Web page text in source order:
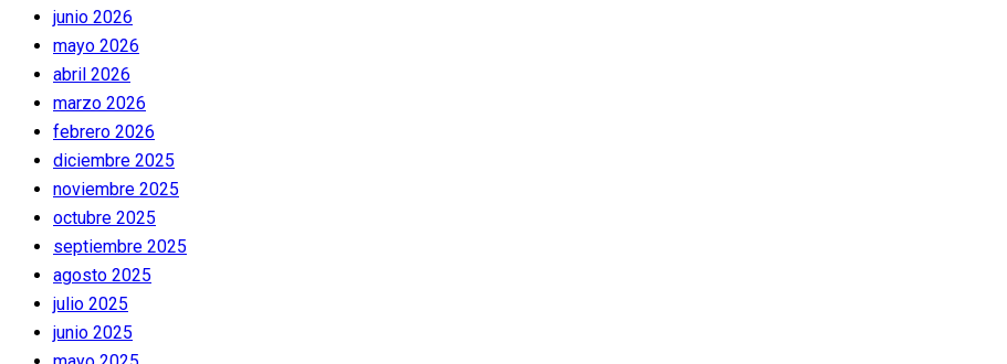
junio 2026
mayo 2026
abril 2026
marzo 2026
febrero 2026
diciembre 2025
noviembre 2025
octubre 2025
septiembre 2025
agosto 2025
julio 2025
junio 2025